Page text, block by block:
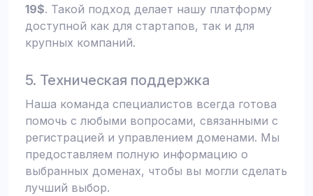
19$. Такой подход делает нашу платформу
доступной как для стартапов, так и для
крупных компаний.
5. Техническая поддержка
Наша команда специалистов всегда готова
помочь с любыми вопросами, связанными с
регистрацией и управлением доменами. Мы
предоставляем полную информацию о
выбранных доменах, чтобы вы могли сделать
лучший выбор.